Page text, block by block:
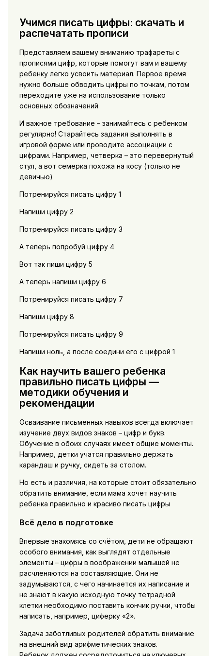
Учимся писать цифры: скачать и
распечатать прописи
Представляем вашему вниманию трафареты с
прописями цифр, которые помогут вам и вашему
ребенку легко усвоить материал. Первое время
нужно больше обводить цифры по точкам, потом
переходите уже на использование только
основных обозначений
И важное требование – занимайтесь с ребенком
регулярно! Старайтесь задания выполнять в
игровой форме или проводите ассоциации с
цифрами. Например, четверка – это перевернутый
стул, а вот семерка похожа на косу (только не
девичью)
Потренируйся писать цифру 1
Напиши цифру 2
Потренируйся писать цифру 3
А теперь попробуй цифру 4
Вот так пиши цифру 5
А теперь напиши цифру 6
Потренируйся писать цифру 7
Напиши цифру 8
Потренируйся писать цифру 9
Напиши ноль, а после соедини его с цифрой 1
Как научить вашего ребенка
правильно писать цифры —
методики обучения и
рекомендации
Осваивание письменных навыков всегда включает
изучение двух видов знаков – цифр и букв.
Обучение в обоих случаях имеет общие моменты.
Например, детки учатся правильно держать
карандаш и ручку, сидеть за столом.
Но есть и различия, на которые стоит обязательно
обратить внимание, если мама хочет научить
ребенка правильно и красиво писать цифры
Всё дело в подготовке
Впервые знакомясь со счётом, дети не обращают
особого внимания, как выглядят отдельные
элементы – цифры в воображении малышей не
расчленяются на составляющие. Они не
задумываются, с чего начинается их написание и
не знают в какую исходную точку тетрадной
клетки необходимо поставить кончик ручки, чтобы
написать, например, циферку «2».
Задача заботливых родителей обратить внимание
на внешний вид арифметических знаков.